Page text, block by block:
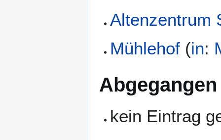
Altenzentrum
Mühlehof (in:
Abgegangen
kein Eintrag